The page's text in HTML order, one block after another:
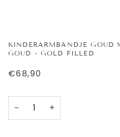
KINDERARMBANDJE GOUD
GOUD - GOLD FILLED
€68,90
− +